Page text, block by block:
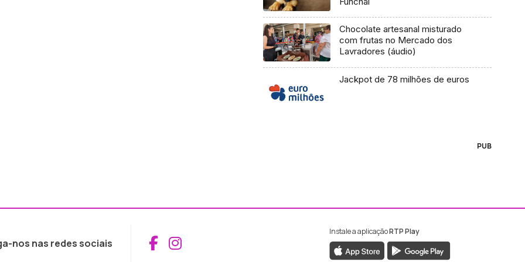
Chocolate artesanal misturado
com frutas no Mercado dos
Lavradores (áudio)
Jackpot de 78 milhões de euros
PUB
nos nas redes sociais Aceder ao Facebook da RTP Madeira
Aceder ao Instagram da RTP Madeira
Instale a aplicaçãoRTP Play